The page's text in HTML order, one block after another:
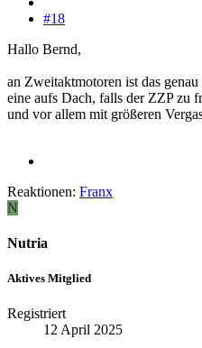
#18
Hallo Bernd,
an Zweitaktmotoren ist das
eine aufs Dach, falls der ZZP zu
und vor allem mit größeren
Reaktionen: Franx
N
Nutria
Aktives Mitglied
Registriert
12 April 2025